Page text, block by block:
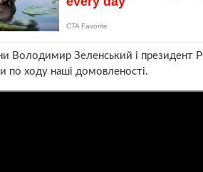
Володимир Зеленський і президент
по ходу наші домовленості.